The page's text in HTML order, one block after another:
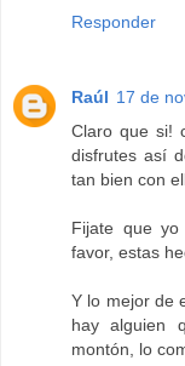
Responder
Raúl 17 de
Claro que si!
disfrutes así
tan bien con
Fijate que
favor, estas
Y lo mejor de
hay alguien
montón, lo